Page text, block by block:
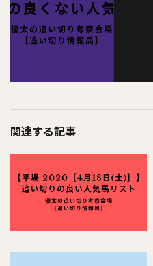
関連する記事